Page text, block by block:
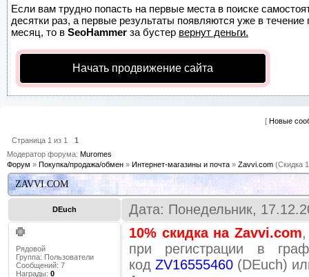
Если вам трудно попасть на первые места в поиске
десятки раз, а первые результаты появляются уже в
месяц, то в SeoHammer за бустер вернут деньги.
Начать продвижение сайта
[ Новые
Страница 1 из 1
1
Модератор форума: Muromes
Форум » Покупка/продажа/обмен » Интернет-магазины и почта » Zavvi.com (Скидка
ZAVVI.COM
DEuch Дата: Понедельник,
Рядовой
Группа: Пользователи
Сообщений: 7
Награды: 0
10% скидка на Zavvi.com
при регистрации в
код ZV16555460 (DEuch)